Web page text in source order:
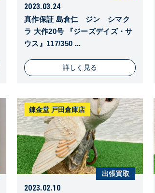
2023.03.24
真作保証 島倉仁 ジン シマク
ラ 大作20号 『ジーズデイズ・サ
ウス』117/350 ...
詳しく見る
錬金堂 戸田倉庫店
出張買取
2023.02.10